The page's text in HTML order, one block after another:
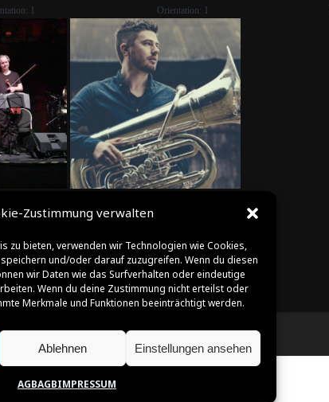
Zustimmung verwalten
zu bieten, verwenden wir Technologien wie Cookies,
und/oder darauf zuzugreifen. Wenn du diesen
wir Daten wie das Surfverhalten oder eindeutige
Wenn du deine Zustimmung nicht erteilst oder
Merkmale und Funktionen beeinträchtigt werden.
Ablehnen Einstellungen ansehen
AGBAGBIMPRESSUM
1
Orientation: 1
Caption: All rights reserved. Photos by
further information see www.o-tonemusic.eu
Orientation: 1